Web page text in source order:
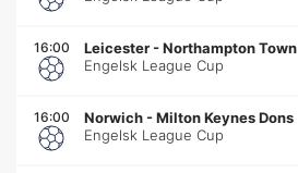
16:00 Leicester -Northampton Town
Engelsk League Cup
16:00 Norwich -Milton Keynes Dons
Engelsk League Cup